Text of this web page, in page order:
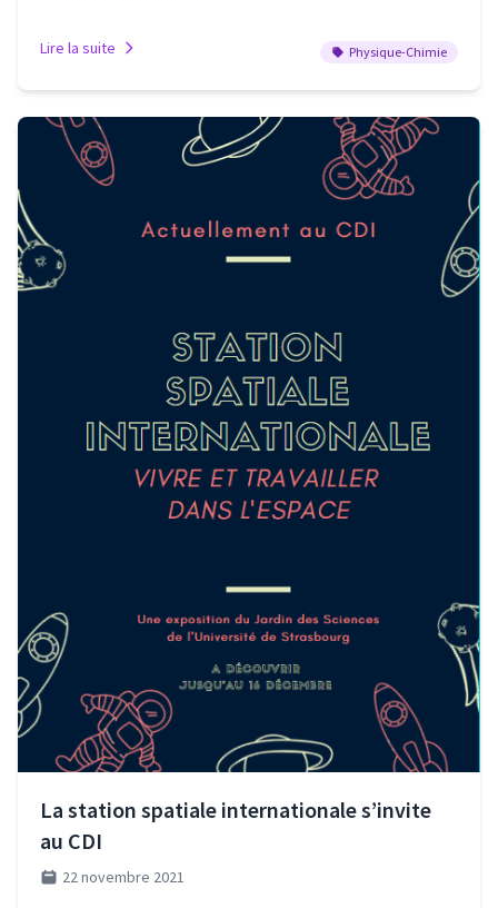
Lire la suite Physique-Chimie
La station spatiale internationale s’invite
au CDI
22 novembre 2021